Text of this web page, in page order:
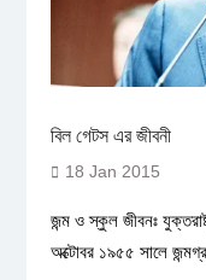
বিল গেটস এর জীবনী
18 Jan 2015
জন্ম ও স্কুল জীবনঃ
অক্টোবর ১৯৫৫ সালে